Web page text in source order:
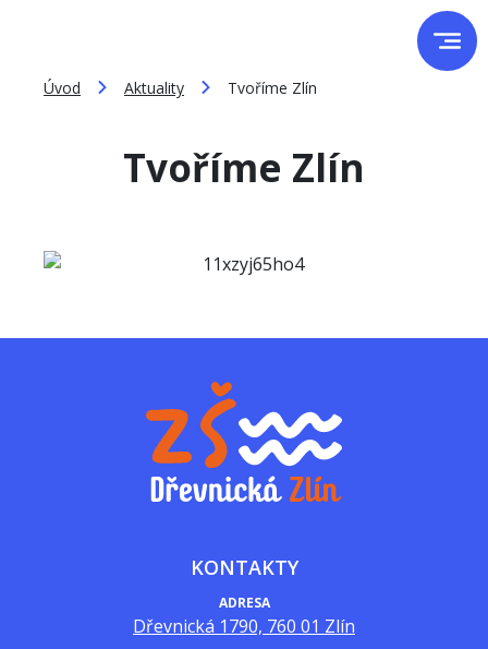
Úvod Aktuality Tvoříme Zlín
Tvoříme Zlín
KONTAKTY
ADRESA
Dřevnická 1790, 760 01 Zlín